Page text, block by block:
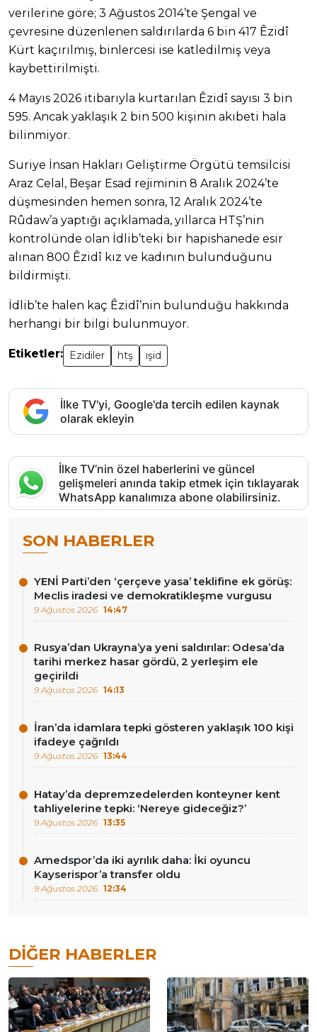
verilerine göre; 3 Ağustos 2014’te Şengal ve
çevresine düzenlenen saldırılarda 6 bin 417 Êzidî
Kürt kaçırılmış, binlercesi ise katledilmiş veya
kaybettirilmişti.
4 Mayıs 2026 itibarıyla kurtarılan Êzidî sayısı 3 bin
595. Ancak yaklaşık 2 bin 500 kişinin akıbeti hala
bilinmiyor.
Suriye İnsan Hakları Geliştirme Örgütü temsilcisi
Araz Celal, Beşar Esad rejiminin 8 Aralık 2024’te
düşmesinden hemen sonra, 12 Aralık 2024’te
Rûdaw’a yaptığı açıklamada, yıllarca HTŞ’nin
kontrolünde olan İdlib’teki bir hapishanede esir
alınan 800 Êzidî kız ve kadının bulunduğunu
bildirmişti.
İdlib’te halen kaç Êzidî’nin bulunduğu hakkında
herhangi bir bilgi bulunmuyor.
Etiketler: Ezidiler htş ışid
İlke TV'yi, Google'da tercih edilen kaynak
olarak ekleyin
İlke TV’nin özel haberlerini ve güncel
gelişmeleri anında takip etmek için tıklayarak
WhatsApp kanalımıza abone olabilirsiniz.
SON HABERLER
YENİ Parti’den ‘çerçeve yasa’ teklifine ek görüş:
Meclis iradesi ve demokratikleşme vurgusu
9 Ağustos 2026 14:47
Rusya’dan Ukrayna’ya yeni saldırılar: Odesa’da
tarihi merkez hasar gördü, 2 yerleşim ele
geçirildi
9 Ağustos 2026 14:13
İran’da idamlara tepki gösteren yaklaşık 100 kişi
ifadeye çağrıldı
9 Ağustos 2026 13:44
Hatay’da depremzedelerden konteyner kent
tahliyelerine tepki: ‘Nereye gideceğiz?’
9 Ağustos 2026 13:35
Amedspor’da iki ayrılık daha: İki oyuncu
Kayserispor’a transfer oldu
9 Ağustos 2026 12:34
DIĞER HABERLER